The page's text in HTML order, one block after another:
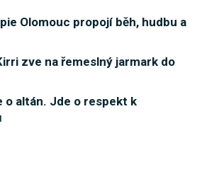
Olomouc propojí běh, hudbu a
zve na řemeslný jarmark do
o altán. Jde o respekt k